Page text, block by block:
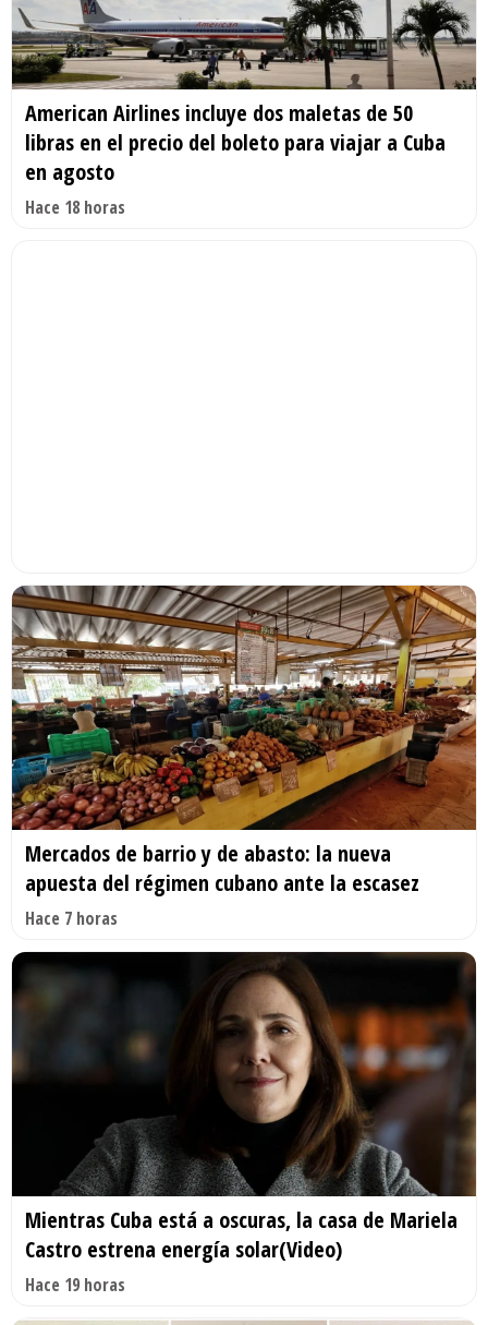
American Airlines incluye dos maletas de 50
libras en el precio del boleto para viajar a Cuba
en agosto
Hace 18 horas
Mercados de barrio y de abasto: la nueva
apuesta del régimen cubano ante la escasez
Hace 7 horas
Mientras Cuba está a oscuras, la casa de Mariela
Castro estrena energía solar(Video)
Hace 19 horas